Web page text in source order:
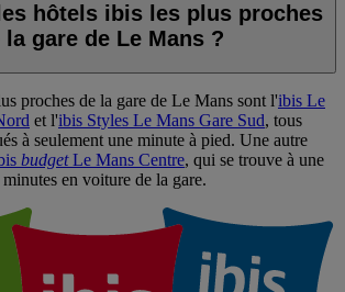
hôtels ibis les plus proches
la gare de Le Mans ?
proches de la gare de Le Mans sont l'ibis Le
et l'ibis Styles Le Mans Gare Sud, tous
à seulement une minute à pied. Une autre
budgetLe Mans Centre, qui se trouve à une
en voiture de la gare.